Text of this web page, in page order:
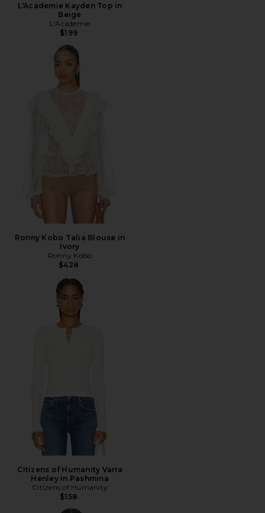
L'Academie Kayden Top in
Beige
L'Academie
$199
Ronny Kobo Talia Blouse in
Ivory
Ronny Kobo
$428
Citizens of Humanity Varra
Henley in Pashmina
Citizens of Humanity
$158